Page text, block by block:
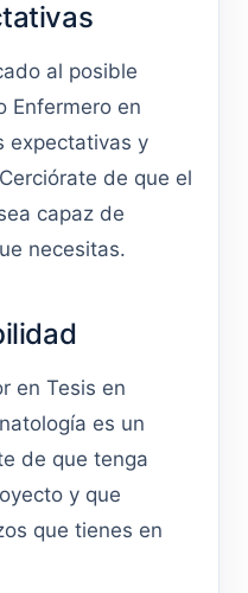
al posible
Enfermero en
expectativas y
de que el
capaz de
necesitas.
en Tesis en
es un
de que tenga
y que
que tienes en